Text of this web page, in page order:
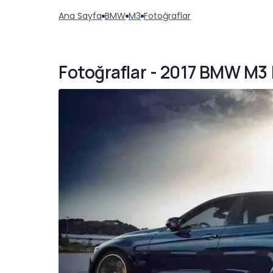
Ana Sayfa BMW M3 Fotoğraflar
Fotoğraflar - 2017 BMW M3